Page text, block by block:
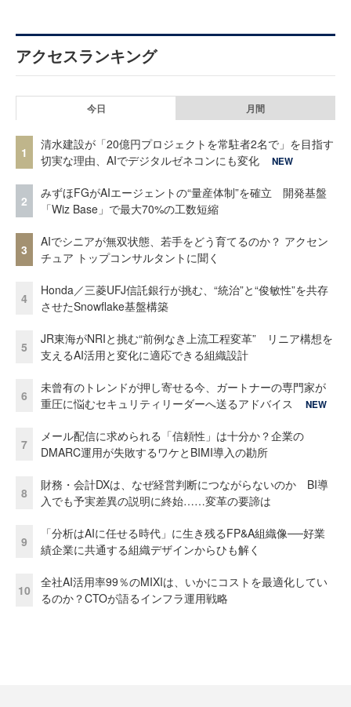
アクセスランキング
今日 月間
1
清水建設が「20億円プロジェクトを常駐者2名で」を目指す
切実な理由、AIでデジタルゼネコンにも変化
NEW
2
みずほFGがAIエージェントの“量産体制”を確立 開発基盤
「Wiz Base」で最大70%の工数短縮
3
AIでシニアが無双状態、若手をどう育てるのか？ アクセン
チュア トップコンサルタントに聞く
4
Honda／三菱UFJ信託銀行が挑む、“統治”と“俊敏性”を共存
させたSnowflake基盤構築
5
JR東海がNRIと挑む“前例なき上流工程変革” リニア構想を
支えるAI活用と変化に適応できる組織設計
6
未曾有のトレンドが押し寄せる今、ガートナーの専門家が
重圧に悩むセキュリティリーダーへ送るアドバイス
NEW
7
メール配信に求められる「信頼性」は十分か？企業の
DMARC運用が失敗するワケとBIMI導入の勘所
8
財務・会計DXは、なぜ経営判断につながらないのか BI導
入でも予実差異の説明に終始……変革の要諦は
9
「分析はAIに任せる時代」に生き残るFP&A組織像──好業
績企業に共通する組織デザインからひも解く
10
全社AI活用率99％のMIXIは、いかにコストを最適化してい
るのか？CTOが語るインフラ運用戦略